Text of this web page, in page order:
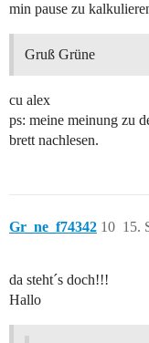
min pause zu
Gruß Grüne
cu alex
ps: meine meinung zu
brett nachlesen.
Gr_ne_f74342 15.
10
da steht´s doch!!!
Hallo